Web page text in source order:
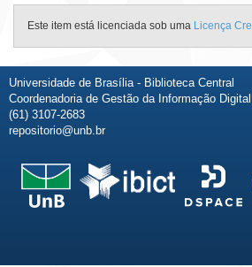
Este item está licenciada sob uma Licença
Universidade de Brasília - Biblioteca Central
Coordenadoria de Gestão da Informação
(61) 3107-2683
repositorio@unb.br